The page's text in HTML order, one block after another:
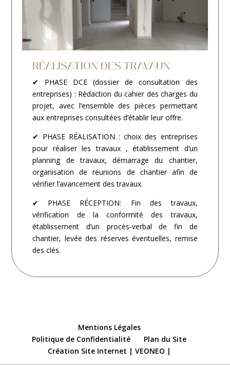
RÉALISATION DES TRAVAUX
✔ PHASE DCE (dossier de consultation des
entreprises) : Rédaction du cahier des charges du
projet, avec l’ensemble des pièces permettant
aux entreprises consultées d’établir leur offre.
✔ PHASE RÉALISATION : choix des entreprises
pour réaliser les travaux , établissement d’un
planning de travaux, démarrage du chantier,
organisation de réunions de chantier afin de
vérifier l’avancement des travaux.
✔ PHASE RÉCEPTION: Fin des travaux,
vérification de la conformité des travaux,
établissement d’un procès-verbal de fin de
chantier, levée des réserves éventuelles, remise
des clés.
Mentions Légales
Politique de Confidentialité
Plan du Site
Création Site Internet | VEONEO |